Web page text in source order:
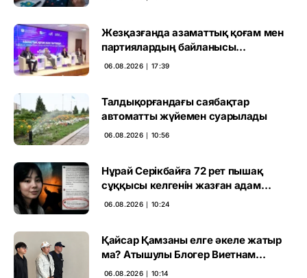
Жезқазғанда азаматтық қоғам мен
партиялардың байланысы
талқыланды
06.08.2026 ∣ 17:39
Талдықорғандағы саябақтар
автоматты жүйемен суарылады
06.08.2026 ∣ 10:56
Нұрай Серікбайға 72 рет пышақ
сұққысы келгенін жазған адам
ұсталды
06.08.2026 ∣ 10:24
Қайсар Қамзаны елге әкеле жатыр
ма? Атышулы Блогер Виетнам
әуежайында көзге түсті
06.08.2026 ∣ 10:14